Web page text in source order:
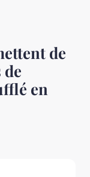
de
en